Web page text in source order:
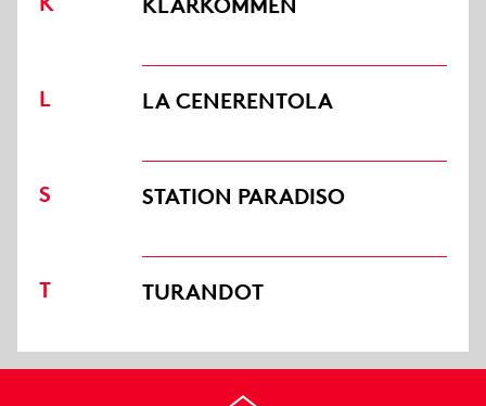
L LA CENERENTOLA
S STATION PARADISO
T TURANDOT